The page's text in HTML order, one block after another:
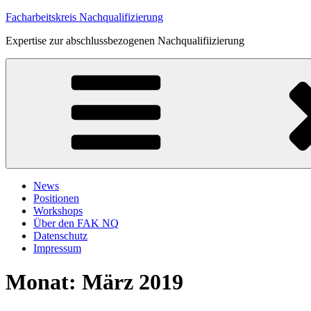
Zum
springen
Facharbeitskreis Nachqualifizierung
Expertise zur abschlussbezogenen Nachqualifiizierung
News
Positionen
Workshops
Über den FAK NQ
Datenschutz
Impressum
Monat: März 2019